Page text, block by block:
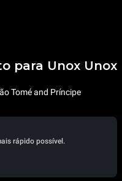
para Unox Unox
Tomé and Príncipe
rápido possível.